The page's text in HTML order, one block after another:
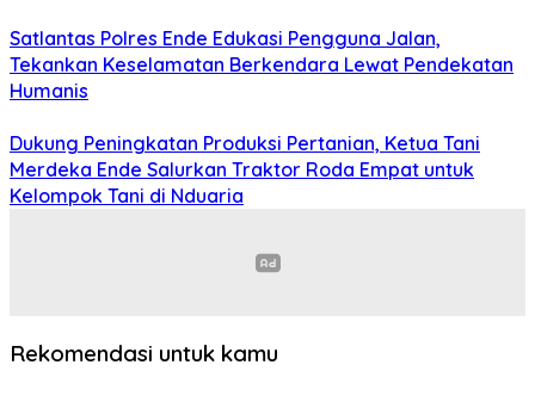
Satlantas Polres Ende Edukasi Pengguna Jalan,
Tekankan Keselamatan Berkendara Lewat Pendekatan
Humanis
Dukung Peningkatan Produksi Pertanian, Ketua Tani
Merdeka Ende Salurkan Traktor Roda Empat untuk
Kelompok Tani di Nduaria
Rekomendasi untuk kamu